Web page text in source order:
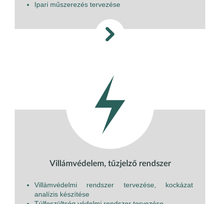
Ipari műszerezés tervezése
Villámvédelem, tűzjelző rendszer
Villámvédelmi rendszer tervezése, kockázat
analízis készítése